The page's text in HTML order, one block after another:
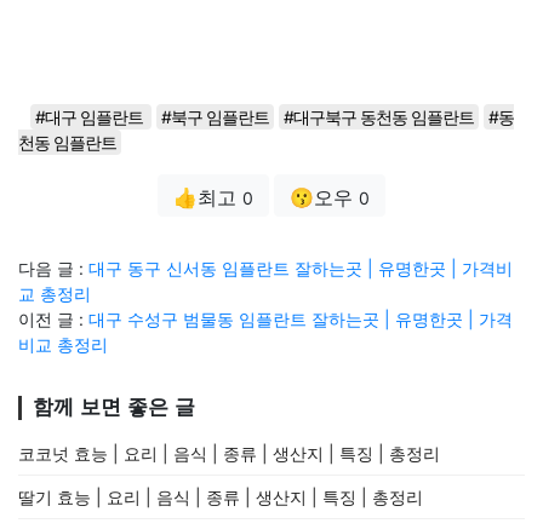
#대구 임플란트 #북구 임플란트 #대구북구 동천동 임플란트
#동
천동 임플란트
👍최고 0 😗오우 0
다음 글 : 대구 동구 신서동 임플란트 잘하는곳 | 유명한곳 | 가격비
교 총정리
이전 글 : 대구 수성구 범물동 임플란트 잘하는곳 | 유명한곳 | 가격
비교 총정리
함께 보면 좋은 글
코코넛 효능 | 요리 | 음식 | 종류 | 생산지 | 특징 | 총정리
딸기 효능 | 요리 | 음식 | 종류 | 생산지 | 특징 | 총정리